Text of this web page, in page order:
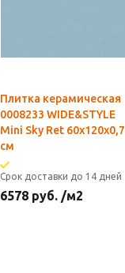
Плитка керамическая
0008233 WIDE&STYLE
Mini Sky Ret 60x120x0,7
см
Срок доставки до 14 дней
6578 руб. /м2